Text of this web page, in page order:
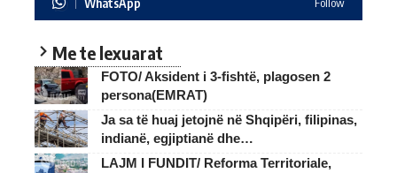
Me te lexuarat
FOTO/ Aksident i 3-fishtë, plagosen 2
persona(EMRAT)
Ja sa të huaj jetojnë në Shqipëri, filipinas,
indianë, egjiptianë dhe…
LAJM I FUNDIT/ Reforma Territoriale,